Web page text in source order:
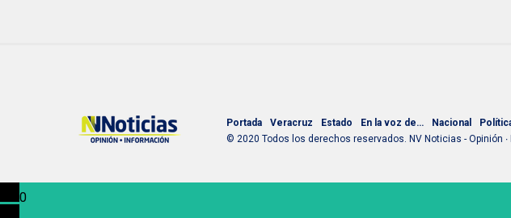
Portada Veracruz Estado En la voz de… Nacional
© 2020 Todos los derechos reservados. NV Noticias - Opinión
0